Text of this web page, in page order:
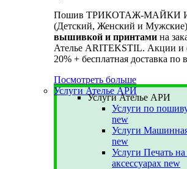
Пошив ТРИКОТАЖ-МАЙКИ
(Детский, Женский и
вышивкой и принтами на
Ателье ARITEKSTIL. Акции и
20% + бесплатная доставка по
Посмотреть больше
Услуги Ателье АРИ
Услуги Ателье АРИ
Услуги по
new
Услуги
new
Услуги Печать
аксессуарах new